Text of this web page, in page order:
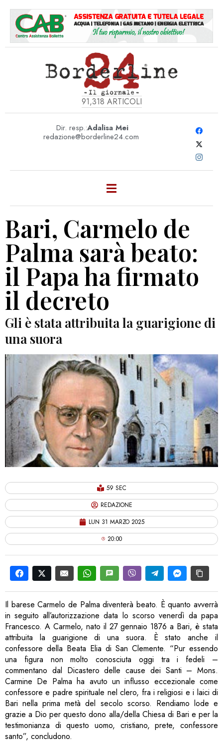
91,318 ARTICOLI
Dir. resp.:Adalisa Mei
redazione@borderline24.com
Bari, Carmelo de
Palma sarà beato:
il Papa ha firmato
il decreto
Gli è stata attribuita la guarigione di
una suora
59 SEC
REDAZIONE
LUN 31 MARZO 2025
20:00
Il barese Carmelo de Palma diventerà beato. È quanto avverrà
in seguito all’autorizzazione data lo scorso venerdì da papa
Francesco. A Carmelo, nato il 27 gennaio 1876 a Bari, è stata
attribuita la guarigione di una suora. È stato anche il
confessore della Beata Elia di San Clemente. “Pur essendo
una figura non molto conosciuta oggi tra i fedeli –
commentano dal Dicastero delle cause dei Santi – Mons.
Carmine De Palma ha avuto un influsso eccezionale come
confessore e padre spirituale nel clero, fra i religiosi e i laici di
Bari nella prima metà del secolo scorso. Rendiamo lode e
grazie a Dio per questo dono alla/della Chiesa di Bari e per la
testimonianza di questo uomo, cristiano, prete, confessore
santo”, concludono.